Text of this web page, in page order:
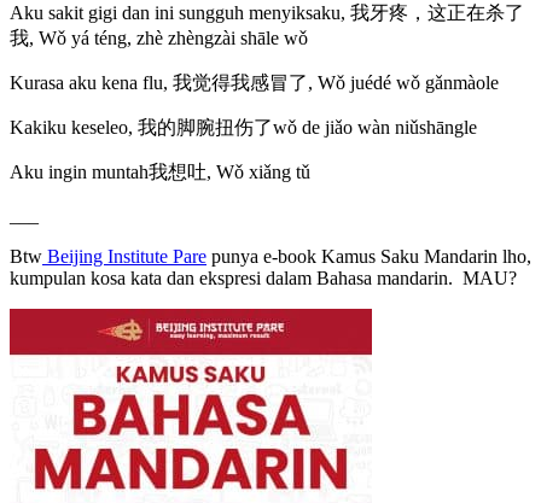
Aku sakit gigi dan ini sungguh menyiksaku, 我牙疼，这正在杀了
我, Wǒ yá téng, zhè zhèngzài shāle wǒ
Kurasa aku kena flu, 我觉得我感冒了, Wǒ juédé wǒ gǎnmàole
Kakiku keseleo, 我的脚腕扭伤了wǒ de jiǎo wàn niǔshāngle
Aku ingin muntah我想吐, Wǒ xiǎng tǔ
Btw Beijing Institute Pare punya e-book Kamus Saku Mandarin lho,
kumpulan kosa kata dan ekspresi dalam Bahasa mandarin. MAU?